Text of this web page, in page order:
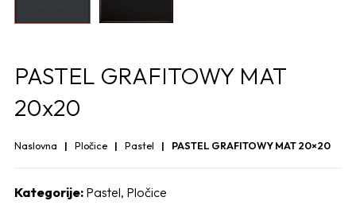
PASTEL GRAFITOWY MAT
20x20
Naslovna Pločice Pastel PASTEL GRAFITOWY MAT 20×20
Kategorije: Pastel, Pločice